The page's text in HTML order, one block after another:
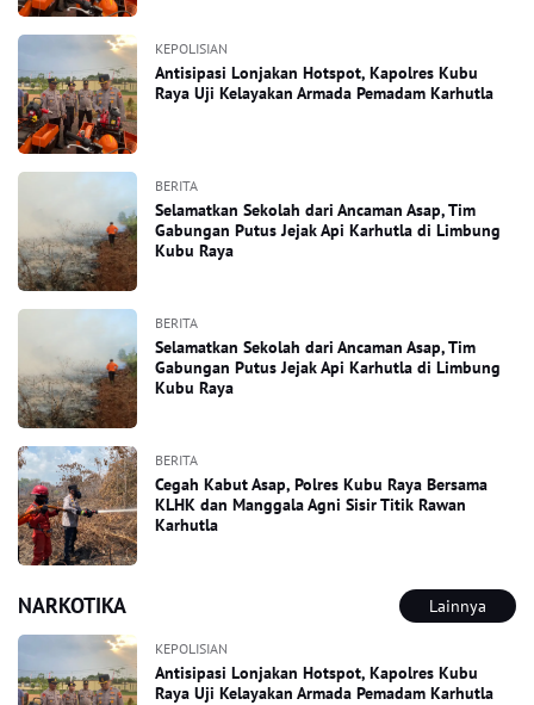
KEPOLISIAN
Antisipasi Lonjakan Hotspot, Kapolres Kubu
Raya Uji Kelayakan Armada Pemadam Karhutla
BERITA
Selamatkan Sekolah dari Ancaman Asap, Tim
Gabungan Putus Jejak Api Karhutla di Limbung
Kubu Raya
BERITA
Selamatkan Sekolah dari Ancaman Asap, Tim
Gabungan Putus Jejak Api Karhutla di Limbung
Kubu Raya
BERITA
Cegah Kabut Asap, Polres Kubu Raya Bersama
KLHK dan Manggala Agni Sisir Titik Rawan
Karhutla
NARKOTIKA Lainnya
KEPOLISIAN
Antisipasi Lonjakan Hotspot, Kapolres Kubu
Raya Uji Kelayakan Armada Pemadam Karhutla